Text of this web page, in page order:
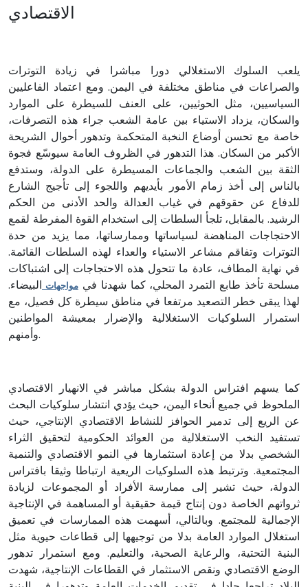
الاقتصادي
يلعب السلوك الاستغلالي دورا مباشرا في زيادة التوترات
والصراعات في مناطق مختلفة في اليمن. ومع اعتماد الفاعليين
السياسيين، مثل الحوثيين، على العنف للسيطرة على الموارد
والسكان، يزداد الاستياء بين عامة الشعب جراء هذه التصرفات،
خاصة مع تحسن أوضاع النخبة المتحكمة وتدهور أحوال الشريحة
الأكبر من السكان. هذا التدهور في الظروف العامة سيوسّع فجوة
الثقة بين الشعب والجماعات المسيطرة على الدولة، وستدفع
بالناس إلى أخذ زمام الأمور بأيديهم واللجوء إلى تأجيج الشارع
للدفاع عن حقوقهم في غياب العدالة والحد الأدنى من الحكم
الرشيد. بالمقابل، تلجأ السلطات إلى استخدام القوة المفرطة لقمع
الاحتجاجات المناهضة لسياساتها وممارساتها، مما يزيد من حدة
التوترات وتفاقم مشاعر الاستياء والعداء لهذه السلطات القائمة.
في نهاية المطاف، عادة ما تتحول هذه الاحتجاجات إلى اشتباكات
مسلحة تأخذ طابع التمرد المحلي، كما شهدنا فيمواجهات البيضاء.
لهذا يبقى خطر التصعيد مرتفعا في مناطق سيطرة كل فصيل، مع
استمرار السلوكيات الاستغلالية والإضرار بمعيشة المواطنين
وأمنهم.
كما يسهم افتراس الدولة بشكل مباشر في الانهيار الاقتصادي
الملحوظ في جميع أنحاء اليمن، حيث يؤدي انتشار سلوكيات البحث
عن الريع إلى تدمير الحوافز للنشاط الاقتصادي الإنتاجي، حيث
تستفيد النخب الاستغلالية من العوائد الحكومية لتحقيق الثراء
الشخصي بدلا من إعادة استثمارها في النمو الاقتصادي والتنمية
المجتمعية. وترتبط هذه السلوكيات الريعية ارتباطا وثيقا بافتراس
الدولة، حيث تشير إلى ممارسة الأفراد أو المجموعات لزيادة
ثرواتهم الخاصة دون إنتاج قيمة حقيقية أو المساهمة في الإنتاجية
الإجمالية للمجتمع. وبالتالي، أسهمت هذه الممارسات في تعميق
استغلال الموارد العامة بدلا من توجيهها إلى قطاعات حيوية مثل
البنية التحتية، والرعاية الصحية، والتعليم. ومع استمرار تدهور
الوضع الاقتصادي ونقص الاستثمار في القطاعات الإنتاجية، شهدت